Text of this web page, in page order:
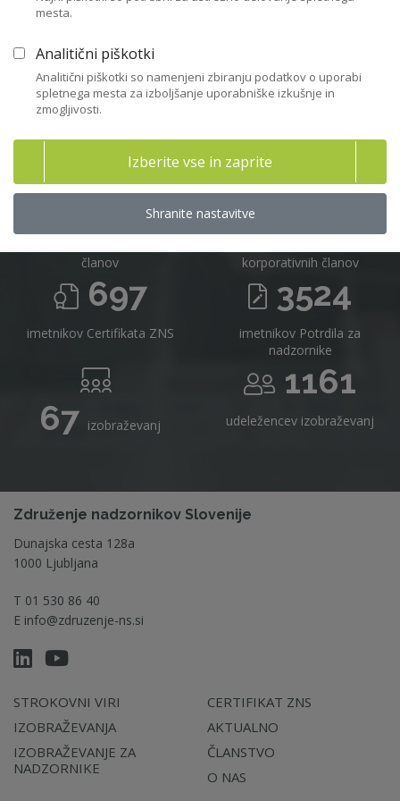
716
članov
16
korporativnih članov
697
imetnikov Certifikata ZNS
3524
imetnikov Potrdila za
nadzornike
67 izobraževanj
1161
udeležencev izobraževanj
Združenje nadzornikov Slovenije
Dunajska cesta 128a
1000 Ljubljana
T 01 530 86 40
E info@zdruzenje-ns.si
STROKOVNI VIRI
IZOBRAŽEVANJA
IZOBRAŽEVANJE ZA
NADZORNIKE
CERTIFIKAT ZNS
AKTUALNO
ČLANSTVO
O NAS
mesta.
Analitični piškotki
Analitični piškotki so namenjeni zbiranju podatkov o uporabi
spletnega mesta za izboljšanje uporabniške izkušnje in
zmogljivosti.
Izberite vse in zaprite
Shranite nastavitve